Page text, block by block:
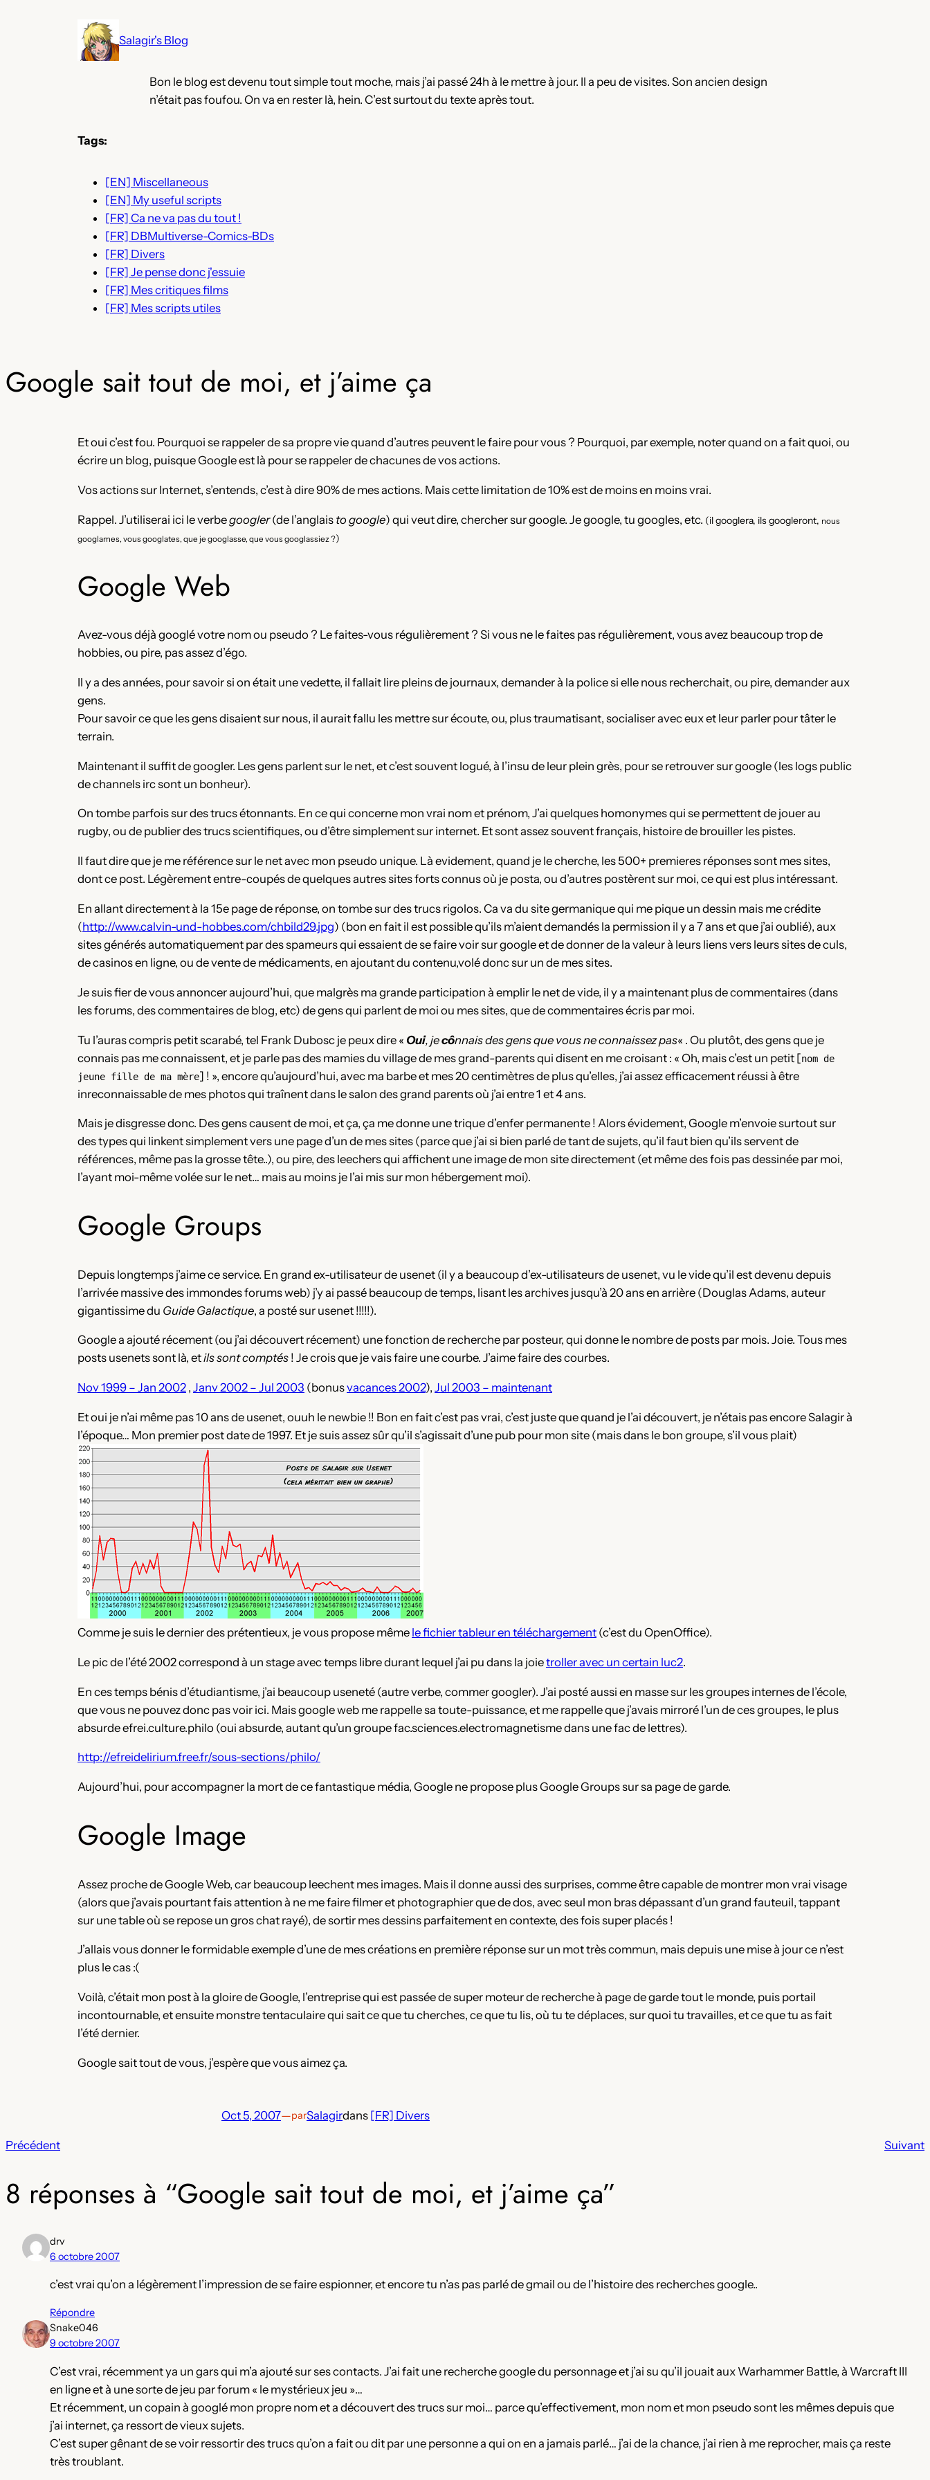
Salagir's Blog
Bon le blog est devenu tout simple tout moche, mais j’ai passé 24h à le mettre à jour. Il a peu de visites. Son ancien design
n’était pas foufou. On va en rester là, hein. C’est surtout du texte après tout.
Tags:
[EN] Miscellaneous
[EN] My useful scripts
[FR] Ca ne va pas du tout !
[FR] DBMultiverse-Comics-BDs
[FR] Divers
[FR] Je pense donc j'essuie
[FR] Mes critiques films
[FR] Mes scripts utiles
Google sait tout de moi, et j’aime ça
Et oui c’est fou. Pourquoi se rappeler de sa propre vie quand d’autres peuvent le faire pour vous ? Pourquoi, par exemple, noter quand on a fait quoi, ou
écrire un blog, puisque Google est là pour se rappeler de chacunes de vos actions.
Vos actions sur Internet, s’entends, c’est à dire 90% de mes actions. Mais cette limitation de 10% est de moins en moins vrai.
Rappel. J’utiliserai ici le verbegoogler(de l’anglais to google) qui veut dire, chercher sur google. Je google, tu googles, etc. (il googlera, ils googleront, nous
googlames, vous googlates, que je googlasse, que vous googlassiez ?)
Google Web
Avez-vous déjà googlé votre nom ou pseudo ? Le faites-vous régulièrement ? Si vous ne le faites pas régulièrement, vous avez beaucoup trop de
hobbies, ou pire, pas assez d’égo.
Il y a des années, pour savoir si on était une vedette, il fallait lire pleins de journaux, demander à la police si elle nous recherchait, ou pire, demander aux
gens.
Pour savoir ce que les gens disaient sur nous, il aurait fallu les mettre sur écoute, ou, plus traumatisant, socialiser avec eux et leur parler pour tâter le
terrain.
Maintenant il suffit de googler. Les gens parlent sur le net, et c’est souvent logué, à l’insu de leur plein grès, pour se retrouver sur google (les logs public
de channels irc sont un bonheur).
On tombe parfois sur des trucs étonnants. En ce qui concerne mon vrai nom et prénom, J’ai quelques homonymes qui se permettent de jouer au
rugby, ou de publier des trucs scientifiques, ou d’être simplement sur internet. Et sont assez souvent français, histoire de brouiller les pistes.
Il faut dire que je me référence sur le net avec mon pseudo unique. Là evidement, quand je le cherche, les 500+ premieres réponses sont mes sites,
dont ce post. Légèrement entre-coupés de quelques autres sites forts connus où je posta, ou d’autres postèrent sur moi, ce qui est plus intéressant.
En allant directement à la 15e page de réponse, on tombe sur des trucs rigolos. Ca va du site germanique qui me pique un dessin mais me crédite
(http://www.calvin-und-hobbes.com/chbild29.jpg) (bon en fait il est possible qu’ils m’aient demandés la permission il y a 7 ans et que j’ai oublié), aux
sites générés automatiquement par des spameurs qui essaient de se faire voir sur google et de donner de la valeur à leurs liens vers leurs sites de culs,
de casinos en ligne, ou de vente de médicaments, en ajoutant du contenu,volé donc sur un de mes sites.
Je suis fier de vous annoncer aujourd’hui, que malgrès ma grande participation à emplir le net de vide, il y a maintenant plus de commentaires (dans
les forums, des commentaires de blog, etc) de gens qui parlent de moi ou mes sites, que de commentaires écris par moi.
Tu l’auras compris petit scarabé, tel Frank Dubosc je peux dire « Oui, jecônnais des gens que vous ne connaissez pas« . Ou plutôt, des gens que je
connais pas me connaissent, et je parle pas des mamies du village de mes grand-parents qui disent en me croisant : « Oh, mais c’est un petit [nom de
jeune fille de ma mère] ! », encore qu’aujourd’hui, avec ma barbe et mes 20 centimètres de plus qu’elles, j’ai assez efficacement réussi à être
inreconnaissable de mes photos qui traînent dans le salon des grand parents où j’ai entre 1 et 4 ans.
Mais je disgresse donc. Des gens causent de moi, et ça, ça me donne une trique d’enfer permanente ! Alors évidement, Google m’envoie surtout sur
des types qui linkent simplement vers une page d’un de mes sites (parce que j’ai si bien parlé de tant de sujets, qu’il faut bien qu’ils servent de
références, même pas la grosse tête..), ou pire, des leechers qui affichent une image de mon site directement (et même des fois pas dessinée par moi,
l’ayant moi-même volée sur le net… mais au moins je l’ai mis sur mon hébergement moi).
Google Groups
Depuis longtemps j’aime ce service. En grand ex-utilisateur de usenet (il y a beaucoup d’ex-utilisateurs de usenet, vu le vide qu’il est devenu depuis
l’arrivée massive des immondes forums web) j’y ai passé beaucoup de temps, lisant les archives jusqu’à 20 ans en arrière (Douglas Adams, auteur
gigantissime du Guide Galactique, a posté sur usenet !!!!!).
Google a ajouté récement (ou j’ai découvert récement) une fonction de recherche par posteur, qui donne le nombre de posts par mois. Joie. Tous mes
posts usenets sont là, etils sont comptés ! Je crois que je vais faire une courbe. J’aime faire des courbes.
Nov 1999 – Jan 2002 , Janv 2002 – Jul 2003 (bonusvacances 2002), Jul 2003 – maintenant
Et oui je n’ai même pas 10 ans de usenet, ouuh le newbie !! Bon en fait c’est pas vrai, c’est juste que quand je l’ai découvert, je n’étais pas encore Salagir à
l’époque… Mon premier post date de 1997. Et je suis assez sûr qu’il s’agissait d’une pub pour mon site (mais dans le bon groupe, s’il vous plait)
Comme je suis le dernier des prétentieux, je vous propose même le fichier tableur en téléchargement (c’est du OpenOffice).
Le pic de l’été 2002 correspond à un stage avec temps libre durant lequel j’ai pu dans la joietroller avec un certain luc2.
En ces temps bénis d’étudiantisme, j’ai beaucoup useneté (autre verbe, commer googler). J’ai posté aussi en masse sur les groupes internes de l’école,
que vous ne pouvez donc pas voir ici. Mais google web me rappelle sa toute-puissance, et me rappelle que j’avais mirroré l’un de ces groupes, le plus
absurde efrei.culture.philo (oui absurde, autant qu’un groupe fac.sciences.electromagnetisme dans une fac de lettres).
http://efreidelirium.free.fr/sous-sections/philo/
Aujourd’hui, pour accompagner la mort de ce fantastique média, Google ne propose plus Google Groups sur sa page de garde.
Google Image
Assez proche de Google Web, car beaucoup leechent mes images. Mais il donne aussi des surprises, comme être capable de montrer mon vrai visage
(alors que j’avais pourtant fais attention à ne me faire filmer et photographier que de dos, avec seul mon bras dépassant d’un grand fauteuil, tappant
sur une table où se repose un gros chat rayé), de sortir mes dessins parfaitement en contexte, des fois super placés !
J’allais vous donner le formidable exemple d’une de mes créations en première réponse sur un mot très commun, mais depuis une mise à jour ce n’est
plus le cas :(
Voilà, c’était mon post à la gloire de Google, l’entreprise qui est passée de super moteur de recherche à page de garde tout le monde, puis portail
incontournable, et ensuite monstre tentaculaire qui sait ce que tu cherches, ce que tu lis, où tu te déplaces, sur quoi tu travailles, et ce que tu as fait
l’été dernier.
Google sait tout de vous, j’espère que vous aimez ça.
Oct 5, 2007—parSalagirdans [FR] Divers
Précédent Suivant
8 réponses à “Google sait tout de moi, et j’aime ça”
drv
6 octobre 2007
c’est vrai qu’on a légèrement l’impression de se faire espionner, et encore tu n’as pas parlé de gmail ou de l’histoire des recherches google..
Répondre
Snake046
9 octobre 2007
C’est vrai, récemment ya un gars qui m’a ajouté sur ses contacts. J’ai fait une recherche google du personnage et j’ai su qu’il jouait aux Warhammer Battle, à Warcraft III
en ligne et à une sorte de jeu par forum « le mystérieux jeu »…
Et récemment, un copain à googlé mon propre nom et a découvert des trucs sur moi… parce qu’effectivement, mon nom et mon pseudo sont les mêmes depuis que
j’ai internet, ça ressort de vieux sujets.
C’est super gênant de se voir ressortir des trucs qu’on a fait ou dit par une personne a qui on en a jamais parlé… j’ai de la chance, j’ai rien à me reprocher, mais ça reste
très troublant.